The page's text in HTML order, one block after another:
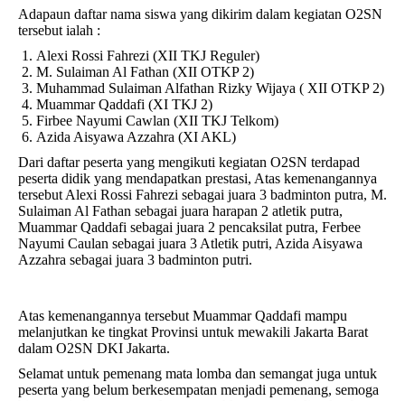
Adapaun daftar nama siswa yang dikirim dalam kegiatan O2SN
tersebut ialah :
Alexi Rossi Fahrezi (XII TKJ Reguler)
M. Sulaiman Al Fathan (XII OTKP 2)
Muhammad Sulaiman Alfathan Rizky Wijaya ( XII OTKP 2)
Muammar Qaddafi (XI TKJ 2)
Firbee Nayumi Cawlan (XII TKJ Telkom)
Azida Aisyawa Azzahra (XI AKL)
Dari daftar peserta yang mengikuti kegiatan O2SN terdapad
peserta didik yang mendapatkan prestasi, Atas kemenangannya
tersebut Alexi Rossi Fahrezi sebagai juara 3 badminton putra, M.
Sulaiman Al Fathan sebagai juara harapan 2 atletik putra,
Muammar Qaddafi sebagai juara 2 pencaksilat putra, Ferbee
Nayumi Caulan sebagai juara 3 Atletik putri, Azida Aisyawa
Azzahra sebagai juara 3 badminton putri.
Atas kemenangannya tersebut Muammar Qaddafi mampu
melanjutkan ke tingkat Provinsi untuk mewakili Jakarta Barat
dalam O2SN DKI Jakarta.
Selamat untuk pemenang mata lomba dan semangat juga untuk
peserta yang belum berkesempatan menjadi pemenang, semoga